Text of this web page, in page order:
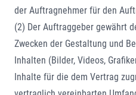
der Auftragnehmer für den
(2) Der Auftraggeber gewährt
Zwecken der Gestaltung und
Inhalten (Bilder, Videos,
Inhalte für die dem Vertrag